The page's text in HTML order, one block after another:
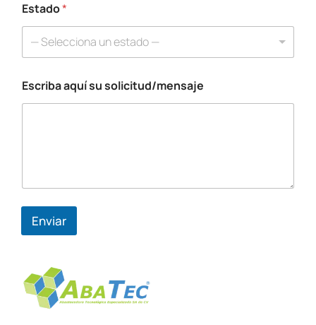
Estado*
— Selecciona un estado —
C
o
s
b
o
m
Escriba aquí su solicitud/mensaje
Enviar